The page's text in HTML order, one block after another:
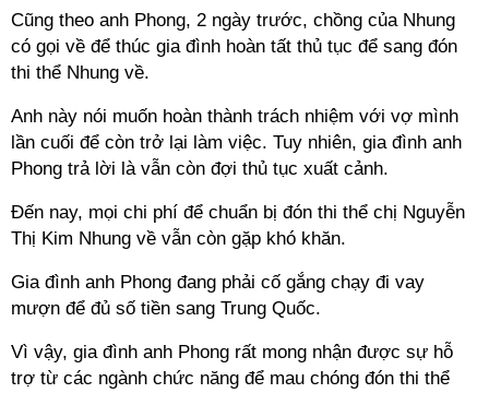
Cũng theo anh Phong, 2 ngày trước, chồng của Nhung
có gọi về để thúc gia đình hoàn tất thủ tục để sang đón
thi thể Nhung về.
Anh này nói muốn hoàn thành trách nhiệm với vợ mình
lần cuối để còn trở lại làm việc. Tuy nhiên, gia đình anh
Phong trả lời là vẫn còn đợi thủ tục xuất cảnh.
Đến nay, mọi chi phí để chuẩn bị đón thi thể chị Nguyễn
Thị Kim Nhung về vẫn còn gặp khó khăn.
Gia đình anh Phong đang phải cố gắng chạy đi vay
mượn để đủ số tiền sang Trung Quốc.
Vì vậy, gia đình anh Phong rất mong nhận được sự hỗ
trợ từ các ngành chức năng để mau chóng đón thi thể